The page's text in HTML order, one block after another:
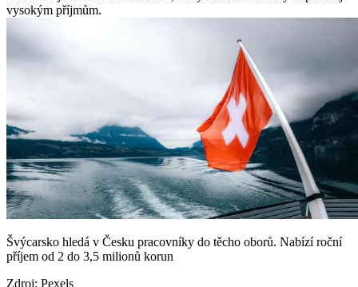
vysokým příjmům.
Švýcarsko hledá v Česku pracovníky do těcho oborů. Nabízí roční
příjem od 2 do 3,5 milionů korun
Zdroj: Pexels